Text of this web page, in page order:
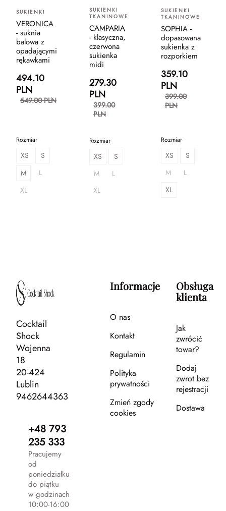
SUKIENKI
VERONICA
- suknia
balowa z
opadającymi
rękawkami
494.10
PLN
549.00 PLN
Rozmiar
XS
S
M
L
XL
SUKIENKI
TKANINOWE
CAMPARIA
- klasyczna,
czerwona
sukienka
midi
279.30
PLN
399.00
PLN
Rozmiar
XS
S
M
L
XL
SUKIENKI
TKANINOWE
SOPHIA -
dopasowana
sukienka z
rozporkiem
359.10
PLN
399.00
PLN
Rozmiar
XS
S
M
L
XL
Cocktail
Shock
Wojenna
18
20-424
Lublin
9462644363
+48 793
235 333
Pracujemy
od
poniedziałku
do piątku
w godzinach
10:00-16:00
Informacje
O nas
Kontakt
Regulamin
Polityka
prywatności
Zmień zgody
cookies
Obsługa
klienta
Jak
zwrócić
towar?
Dodaj
zwrot bez
rejestracji
Dostawa